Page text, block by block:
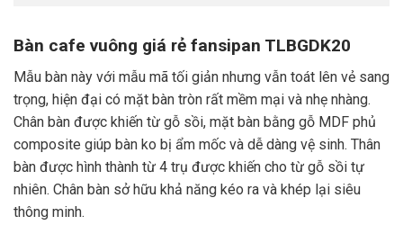
Bàn cafe vuông giá rẻ fansipan TLBGDK20
Mẫu bàn này với mẫu mã tối giản nhưng vẫn toát lên vẻ sang
trọng, hiện đại có mặt bàn tròn rất mềm mại và nhẹ nhàng.
Chân bàn được khiến từ gỗ sồi, mặt bàn bằng gỗ MDF phủ
composite giúp bàn ko bị ẩm mốc và dễ dàng vệ sinh. Thân
bàn được hình thành từ 4 trụ được khiến cho từ gỗ sồi tự
nhiên. Chân bàn sở hữu khả năng kéo ra và khép lại siêu
thông minh.